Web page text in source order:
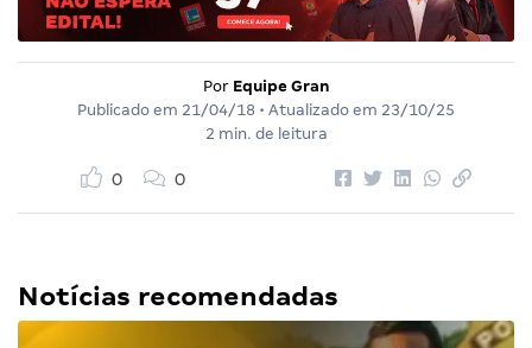
Por Equipe Gran
Publicado em 21/04/18 • Atualizado em 23/10/25
2 min. de leitura
0 0
Notícias recomendadas